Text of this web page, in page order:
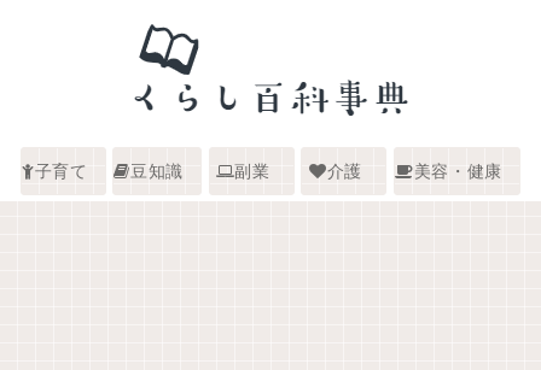
子育て 豆知識 副業 介護 美容・健康